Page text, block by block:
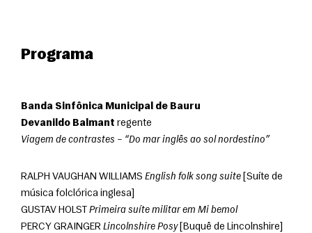
Programa
Banda Sinfônica Municipal de Bauru
Devanildo Balmant regente
Viagem de contrastes – “Do mar inglês ao sol nordestino”
RALPH VAUGHAN WILLIAMS English folk song suite [Suíte de
música folclórica inglesa]
GUSTAV HOLST Primeira suíte militar em Mi bemol
PERCY GRAINGER Lincolnshire Posy [Buquê de Lincolnshire]